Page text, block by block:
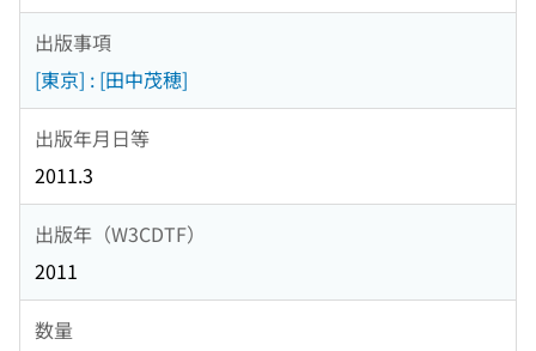
出版事項
[東京] : [田中茂穂]
出版年月日等
2011.3
出版年（W3CDTF）
2011
数量